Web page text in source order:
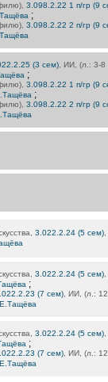
3.098.2.22 1 п/гр (9
;
3.098.2.22 2 п/гр (9
(3 сем), ИИ, (л.: 3-8
;
3.098.2.22 1 п/гр (9
;
3.098.2.22 2 п/гр (9
3.022.2.24 (5 сем),
3.022.2.24 (5 сем),
;
(7 сем), ИИ, (л.:
3.022.2.24 (5 сем),
;
(7 сем), ИИ, (л.: